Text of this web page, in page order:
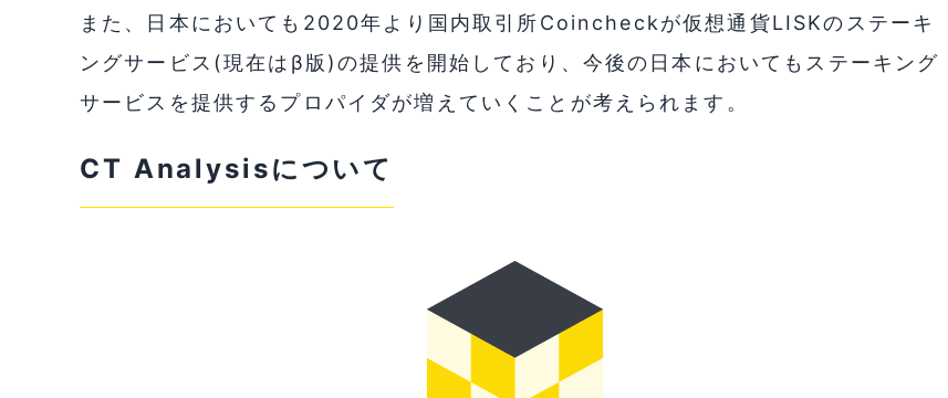
また、日本においても2020年より国内取引所Coincheckが仮想通貨LISKのステーキ
ングサービス(現在はβ版)の提供を開始しており、今後の日本においてもステーキング
サービスを提供するプロパイダが増えていくことが考えられます。
CT Analysisについて